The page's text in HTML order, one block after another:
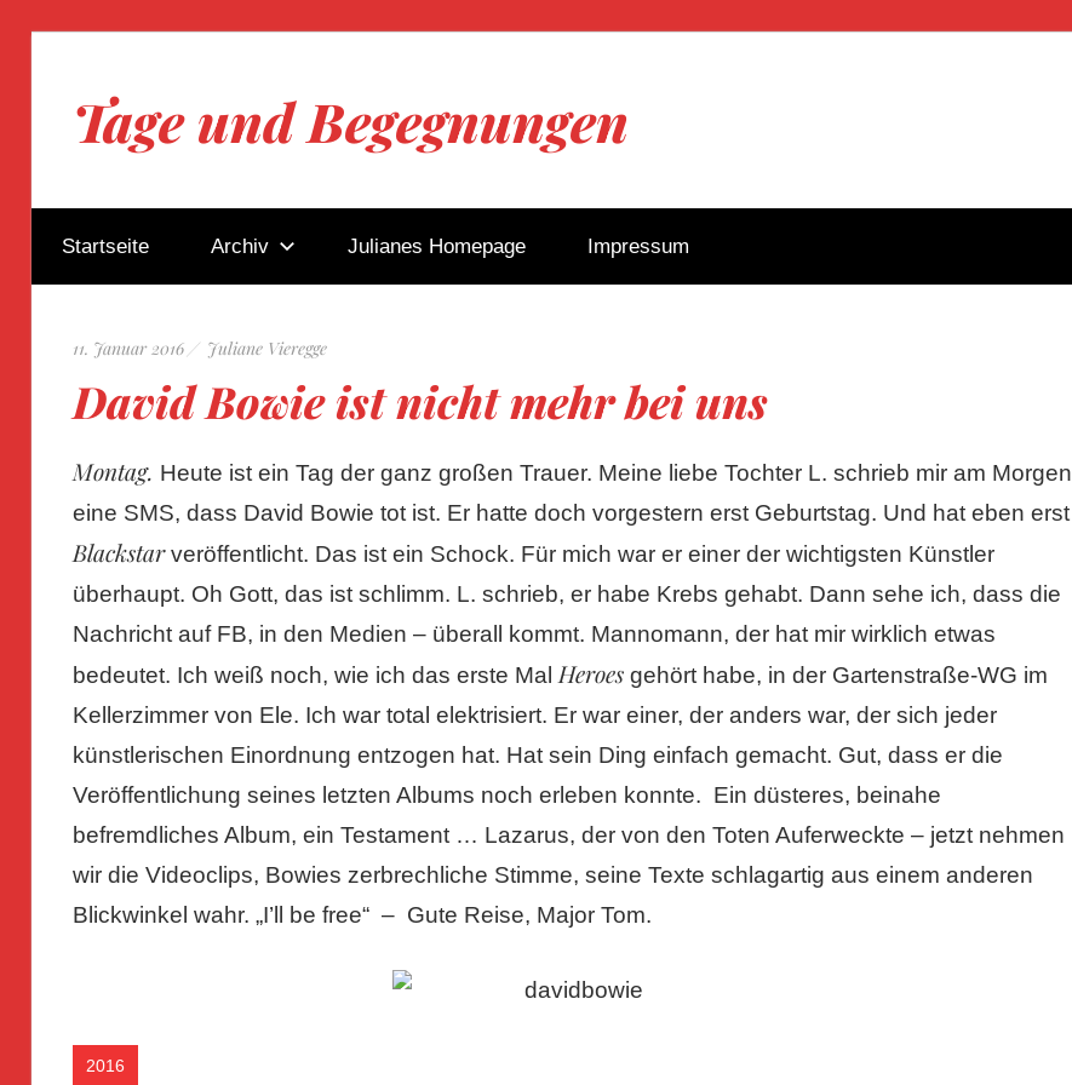
springenTage und Begegnungen
von
Juliane
Vieregge
Startseite Archiv Julianes Homepage Impressum
11. Januar 2016 Juliane Vieregge
David Bowie ist nicht mehr bei uns
Montag. Heute ist ein Tag der ganz großen Trauer. Meine liebe Tochter L. schrieb mir am Morgen
eine SMS, dass David Bowie tot ist. Er hatte doch vorgestern erst Geburtstag. Und hat eben erst
Blackstarveröffentlicht. Das ist ein Schock. Für mich war er einer der wichtigsten Künstler
überhaupt. Oh Gott, das ist schlimm. L. schrieb, er habe Krebs gehabt. Dann sehe ich, dass die
Nachricht auf FB, in den Medien – überall kommt. Mannomann, der hat mir wirklich etwas
bedeutet. Ich weiß noch, wie ich das erste Mal Heroesgehört habe, in der Gartenstraße-WG im
Kellerzimmer von Ele. Ich war total elektrisiert. Er war einer, der anders war, der sich jeder
künstlerischen Einordnung entzogen hat. Hat sein Ding einfach gemacht. Gut, dass er die
Veröffentlichung seines letzten Albums noch erleben konnte. Ein düsteres, beinahe
befremdliches Album, ein Testament … Lazarus, der von den Toten Auferweckte – jetzt nehmen
wir die Videoclips, Bowies zerbrechliche Stimme, seine Texte schlagartig aus einem anderen
Blickwinkel wahr. „I’ll be free“ – Gute Reise, Major Tom.
2016